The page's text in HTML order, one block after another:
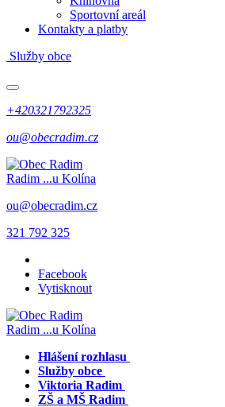
Sportovní areál
Kontakty a platby
Služby obce
+420321792325
ou@obecradim.cz
Radim ...u Kolína
ou@obecradim.cz
321 792 325
Facebook
Vytisknout
Radim ...u Kolína
Hlášení rozhlasu
Služby obce
Viktoria Radim
ZŠ a MŠ Radim